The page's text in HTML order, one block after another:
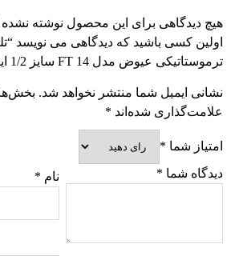
هیچ دیدگاهی برای این محصول نوشته
اولین کسی باشید که دیدگاهی می نویسد
ترموستاتیکی عیوض مدل FT 14 سایز 1/2 اینچ”
نشانی ایمیل شما منتشر نخواهد شد.
علامت‌گذاری شده‌اند *
امتیاز شما *
دیدگاه شما * نام *